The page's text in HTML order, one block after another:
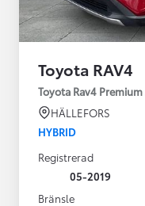
Toyota RAV4
Toyota Rav4
HÄLLEFORS
HYBRID
Registrerad
05-2019
Bränsle